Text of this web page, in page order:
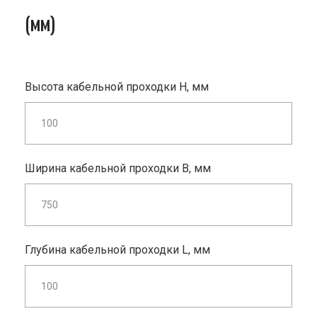
(мм)
Высота кабельной проходки H, мм
Ширина кабельной проходки B, мм
Глубина кабельной проходки L, мм